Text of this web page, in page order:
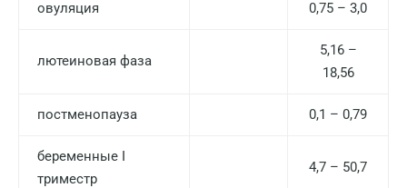
овуляция 0,75 – 3,0
лютеиновая фаза
5,16 –
18,56
постменопауза 0,1 – 0,79
беременные I
триместр
4,7 – 50,7